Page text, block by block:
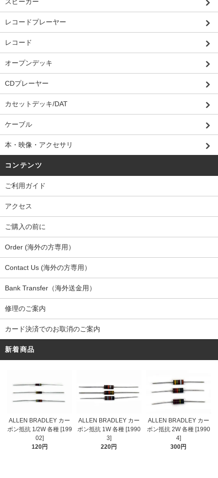
スピーカー
レコードプレーヤー
レコード
オープンデッキ
CDプレーヤー
カセットデッキ/DAT
ケーブル
本・映像・アクセサリ
コンテンツ
ご利用ガイド
アクセス
ご購入の前に
Order (海外の方専用）
Contact Us (海外の方専用）
Bank Transfer（海外送金用）
修理のご案内
カード決済でのお取消のご案内
新着商品
ALLEN BRADLEY カー
ボン抵抗 1/2W 各種 [199
02]
120円
ALLEN BRADLEY カー
ボン抵抗 1W 各種 [1990
3]
220円
ALLEN BRADLEY カー
ボン抵抗 2W 各種 [1990
4]
300円